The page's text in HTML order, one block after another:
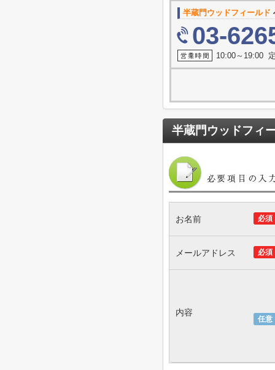
半蔵門ウッドフィールド
03-
10:00～19:00
半蔵門ウッドフィ
必須
お名前
必須
メールアドレス
任意
内容